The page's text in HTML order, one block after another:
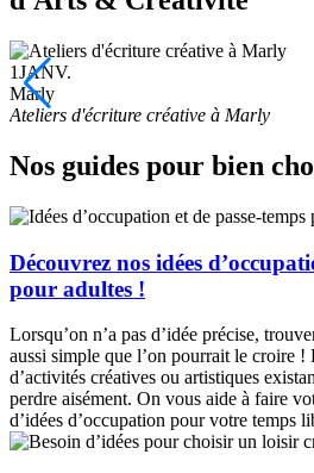
1JANV.
Marly
Ateliers d'écriture créative à Marly
Nos guides pour bien
Découvrez nos idées
pour adultes !
Lorsqu’on n’a pas d’idée précise,
aussi simple que l’on pourrait le croire
d’activités créatives ou artistiques
perdre aisément. On vous aide à faire
d’idées d’occupation pour votre temps